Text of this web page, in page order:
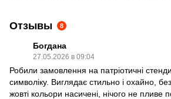
Отзывы 8
Богдана
27.05.2026 в 09:04
Робили замовлення на патріотичні
символіку. Виглядає стильно і охайно,
жовті кольори насичені, нічого не пливе